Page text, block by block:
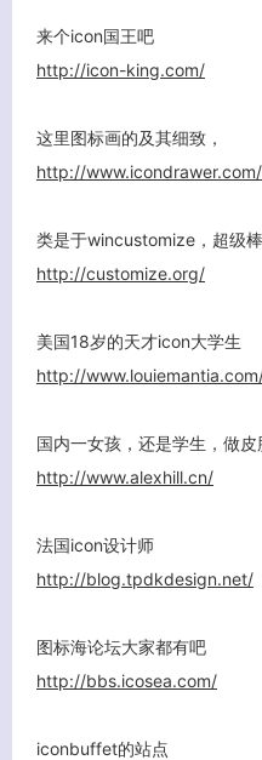
来个icon国王吧
http://icon-king.com/
这里图标画的及其细致，
http://
类是于wincustomize，超级棒
http://customize.org/
美国18岁的天才icon大学生
http://
国内一女孩，还是学生，做
http://www.alexhill.cn/
法国icon设计师
http://blog.tpdkdesign.net/
图标海论坛大家都有吧
http://bbs.icosea.com/
iconbuffet的站点